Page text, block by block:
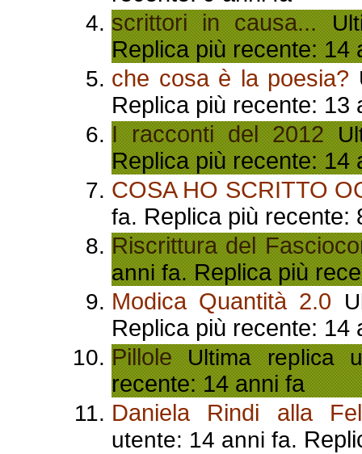
scrittori in causa...
Replica più recente: 14
che cosa è la poesia?
Replica più recente: 13
I racconti del 2012
Replica più recente: 14
COSA HO SCRITTO
fa. Replica più recente:
Riscrittura del
anni fa. Replica più
Modica Quantità 2.0
Replica più recente: 14
Pillole Ultima replica
recente: 14 anni fa
Daniela Rindi alla
utente: 14 anni fa.